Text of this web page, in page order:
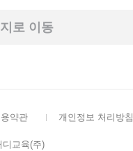
로 이동
약관 개인정보 처리방침
디교육(주)